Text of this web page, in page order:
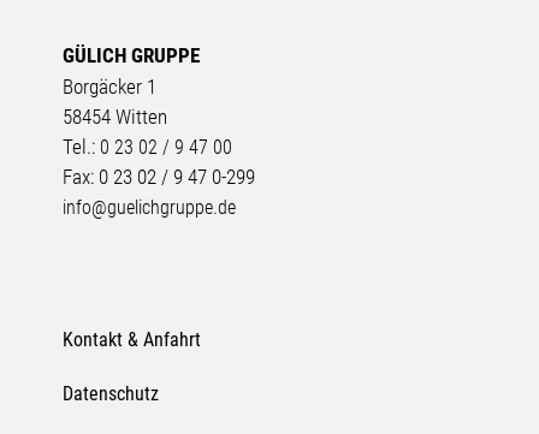
GÜLICH GRUPPE
Borgäcker 1
58454 Witten
Tel.: 0 23 02 / 9 47 00
Fax: 0 23 02 / 9 47 0-299
info@guelichgruppe.de
Kontakt & Anfahrt
Datenschutz